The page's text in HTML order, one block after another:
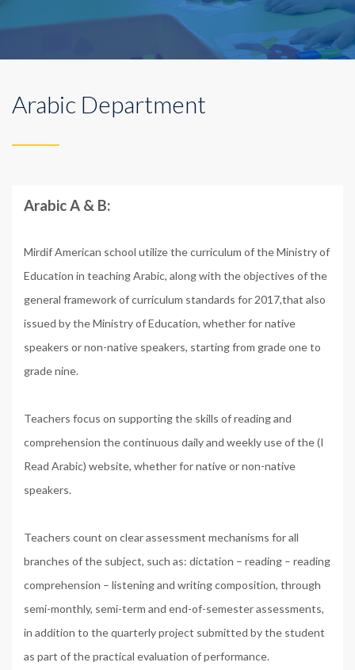
Arabic Department
Arabic A & B:
Mirdif American school utilize the curriculum of the Ministry of
Education in teaching Arabic, along with the objectives of the
general framework of curriculum standards for 2017,that also
issued by the Ministry of Education, whether for native
speakers or non-native speakers, starting from grade one to
grade nine.
Teachers focus on supporting the skills of reading and
comprehension the continuous daily and weekly use of the (I
Read Arabic) website, whether for native or non-native
speakers.
Teachers count on clear assessment mechanisms for all
branches of the subject, such as: dictation – reading – reading
comprehension – listening and writing composition, through
semi-monthly, semi-term and end-of-semester assessments,
in addition to the quarterly project submitted by the student
as part of the practical evaluation of performance.